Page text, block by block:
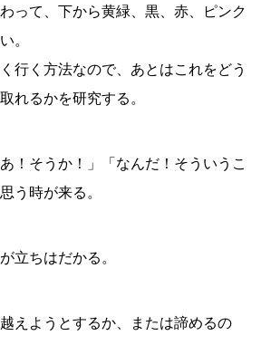
って、下から黄緑、黒、赤、ピンク
。
行く方法なので、あとはこれをどう
れるかを研究する。
！そうか！」「なんだ！そういうこ
う時が来る。
立ちはだかる。
えようとするか、または諦めるの